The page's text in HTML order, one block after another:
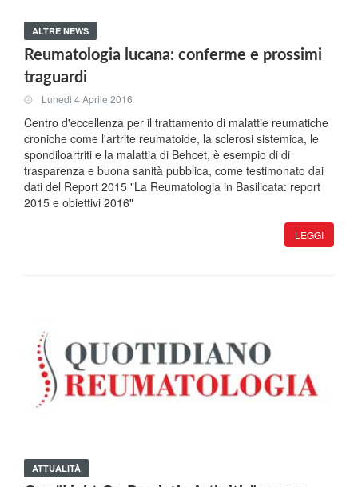
ALTRE NEWS
Reumatologia lucana: conferme e prossimi
traguardi
Lunedi 4 Aprile 2016
Centro d'eccellenza per il trattamento di malattie reumatiche
croniche come l'artrite reumatoide, la sclerosi sistemica, le
spondiloartriti e la malattia di Behcet, è esempio di di
trasparenza e buona sanità pubblica, come testimonato dai
dati del Report 2015 "La Reumatologia in Basilicata: report
2015 e obiettivi 2016"
LEGGI
ATTUALITÀ